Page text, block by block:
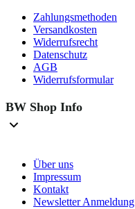
Zahlungsmethoden
Versandkosten
Widerrufsrecht
Datenschutz
AGB
Widerrufsformular
BW Shop Info
Über uns
Impressum
Kontakt
Newsletter Anmeldung